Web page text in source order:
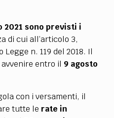
2021 sono previsti i
di cui all’articolo 3,
n. 119 del 2018. Il
entro il 9 agosto
con i versamenti, il
tutte le rate in